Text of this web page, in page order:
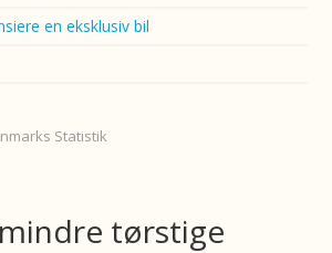
en eksklusiv bil
Statistik
tørstige